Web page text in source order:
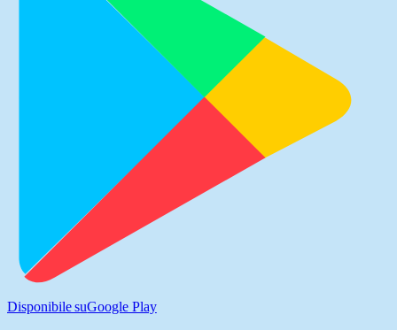
Disponibile suGoogle Play